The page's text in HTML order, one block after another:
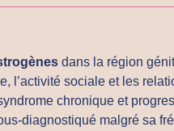
dans la région
l’activité sociale et les
chronique et
diagnostiqué malgré sa